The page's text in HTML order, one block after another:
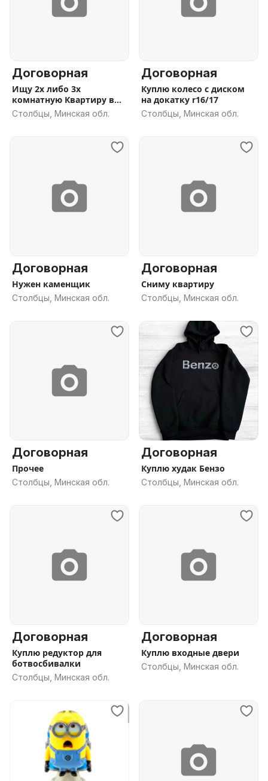
Договорная
Ищу 2х либо 3х
комнатную Квартиру в
Столбцах.
Столбцы, Минская обл.
Договорная
Куплю колесо с диском
на докатку r16/17
Столбцы, Минская обл.
Договорная
Нужен каменщик
Столбцы, Минская обл.
Договорная
Сниму квартиру
Столбцы, Минская обл.
Договорная
Прочее
Столбцы, Минская обл.
Договорная
Куплю худак Бензо
Столбцы, Минская обл.
Договорная
Куплю редуктор для
ботвосбивалки
Столбцы, Минская обл.
Договорная
Куплю входные двери
Столбцы, Минская обл.